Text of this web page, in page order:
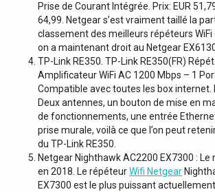
Prise de Courant Intégrée. Prix: EUR
64,99. Netgear s’est vraiment taillé la
classement des meilleurs répéteurs
on a maintenant droit au Netgear
TP-Link RE350. TP-Link RE350(FR)
Amplificateur WiFi AC 1200 Mbps – 1
Compatible avec toutes les box internet.
Deux antennes, un bouton de mise en
de fonctionnements, une entrée
prise murale, voilà ce que l’on peut
du TP-Link RE350.
Netgear Nighthawk AC2200 EX7300 :
en 2018. Le répéteurWifi Netgear
EX7300 est le plus puissant